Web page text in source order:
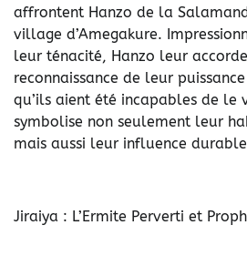
affrontent Hanzo de la
village d’Amegakure.
leur ténacité, Hanzo leur
reconnaissance de leur
qu’ils aient été incapables de le
symbolise non seulement leur
mais aussi leur influence
Jiraiya : L’Ermite Perverti et